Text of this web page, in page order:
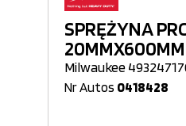
SPRĘŻYNA
Milwaukee
Nr Autos 0418428